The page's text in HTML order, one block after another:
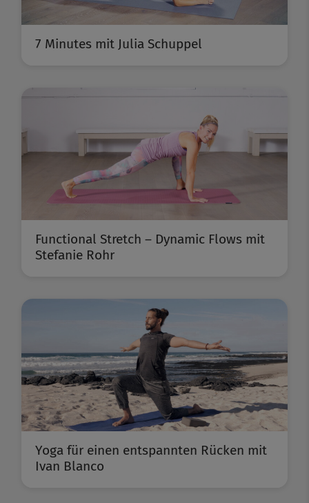
7 Minutes mit Julia Schuppel
Functional Stretch – Dynamic Flows mit
Stefanie Rohr
Yoga für einen entspannten Rücken mit
Ivan Blanco